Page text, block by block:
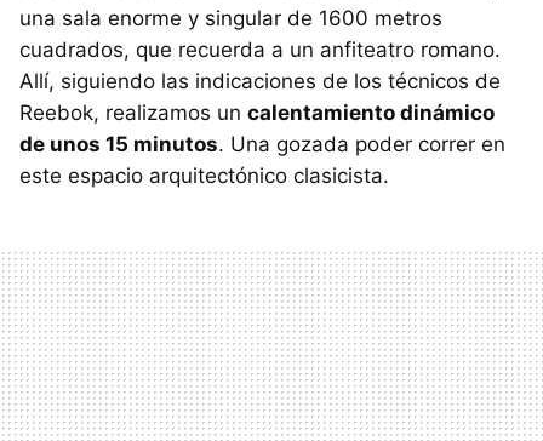
una sala enorme y singular de 1600 metros
cuadrados, que recuerda a un anfiteatro romano.
Allí, siguiendo las indicaciones de los técnicos de
Reebok, realizamos un calentamiento dinámico
de unos 15 minutos. Una gozada poder correr en
este espacio arquitectónico clasicista.